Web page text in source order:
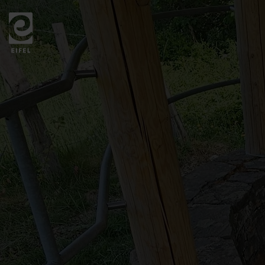
Zurück
zur
Startseite